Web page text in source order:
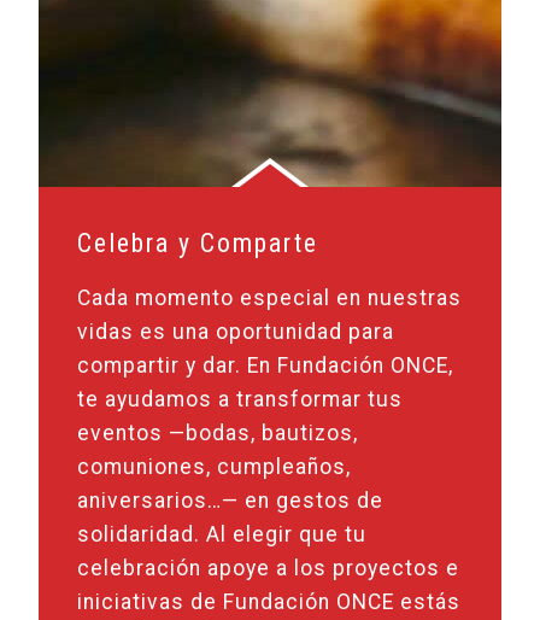
Celebra y Comparte
Cada momento especial en nuestras
vidas es una oportunidad para
compartir y dar. En Fundación ONCE,
te ayudamos a transformar tus
eventos —bodas, bautizos,
comuniones, cumpleaños,
aniversarios…— en gestos de
solidaridad. Al elegir que tu
celebración apoye a los proyectos e
iniciativas de Fundación ONCE estás